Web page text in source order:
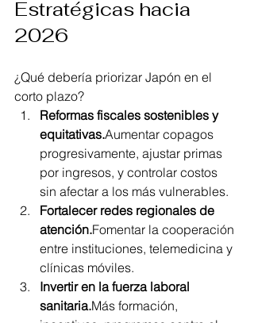
Estratégicas hacia
2026
¿Qué debería priorizar Japón en el
corto plazo?
Reformas fiscales sostenibles y
equitativas.Aumentar copagos
progresivamente, ajustar primas
por ingresos, y controlar costos
sin afectar a los más vulnerables.
Fortalecer redes regionales de
atención.Fomentar la cooperación
entre instituciones, telemedicina y
clínicas móviles.
Invertir en la fuerza laboral
sanitaria.Más formación,